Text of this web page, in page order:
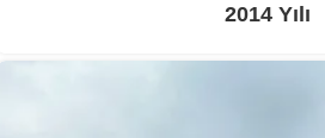
2014 Yılı